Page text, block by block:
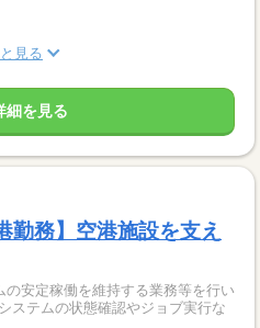
見る
細を見る
勤務】空港施設を支え
安定稼働を維持する業務等を行い
ステムの状態確認やジョブ実行な